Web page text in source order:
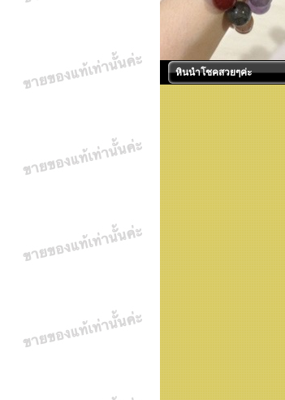
หินนำโชคสวยๆค่ะ